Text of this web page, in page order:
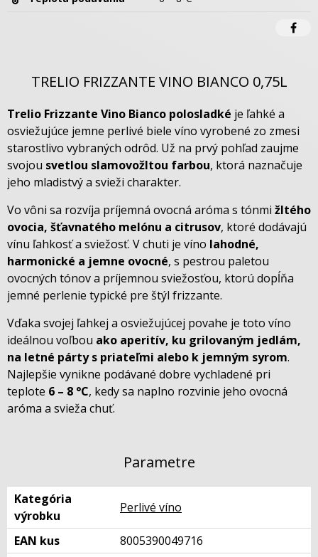
TRELIO FRIZZANTE VINO BIANCO 0,75L
Trelio Frizzante Vino Bianco polosladké je ľahké a
osviežujúce jemne perlivé biele víno vyrobené zo zmesi
starostlivo vybraných odrôd. Už na prvý pohľad zaujme
svojou svetlou slamovožltou farbou, ktorá naznačuje
jeho mladistvý a svieži charakter.
Vo vôni sa rozvíja príjemná ovocná aróma s tónmi žltého
ovocia, šťavnatého melónu a citrusov, ktoré dodávajú
vínu ľahkosť a sviežosť. V chuti je víno lahodné,
harmonické a jemne ovocné, s pestrou paletou
ovocných tónov a príjemnou sviežosťou, ktorú dopĺňa
jemné perlenie typické pre štýl frizzante.
Vďaka svojej ľahkej a osviežujúcej povahe je toto víno
ideálnou voľbou ako aperitív, ku grilovaným jedlám,
na letné párty s priateľmi alebo k jemným syrom.
Najlepšie vynikne podávané dobre vychladené pri
teplote 6 – 8 °C, kedy sa naplno rozvinie jeho ovocná
aróma a svieža chuť.
Parametre
Kategória
výrobku
Perlivé víno
EAN kus
8005390049716